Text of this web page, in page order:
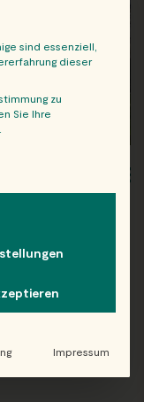
sind essenziell,
dieser
zu
Sie Ihre
for which consent
Impressum